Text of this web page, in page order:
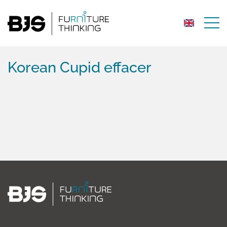
Korean Cupid effacer